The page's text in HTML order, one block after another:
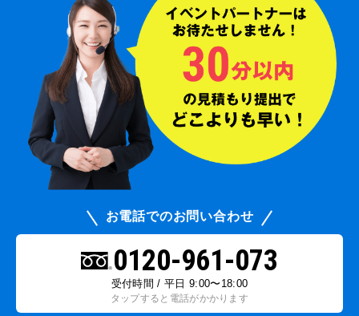
お電話でのお問い合わせ
0120-961-073
受付時間 / 平日 9:00〜18:00
タップすると電話がかかります